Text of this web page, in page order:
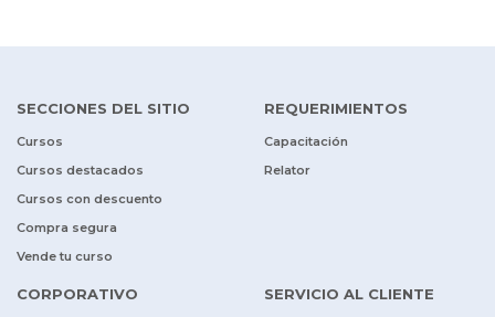
SECCIONES DEL SITIO
Cursos
Cursos destacados
Cursos con descuento
Compra segura
Vende tu curso
REQUERIMIENTOS
Capacitación
Relator
CORPORATIVO SERVICIO AL CLIENTE